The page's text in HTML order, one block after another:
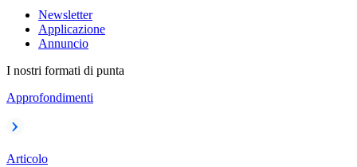
Newsletter
Applicazione
Annuncio
I nostri formati di punta
Approfondimenti
Articolo